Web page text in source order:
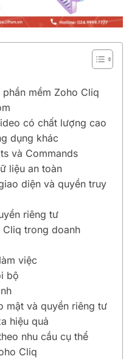
mềm Zoho Cliq
có chất lượng cao
dụng khác
và Commands
liệu an toàn
diện và quyền truy
riêng tư
trong doanh
việc
bộ
mật và quyền riêng tư
hiệu quả
nhu cầu cụ thể
Cliq